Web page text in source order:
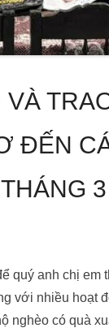
VÀ
ĐẾN
quý anh chị em
với nhiều hoạt
nghèo có quà